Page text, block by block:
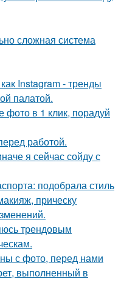
сложная система
Instagram - тренды
палатой.
фото в 1 клик, порадуй
работой.
я сейчас сойду с
подобрала стиль
прическу
трендовым
с фото, перед нами
выполненный в